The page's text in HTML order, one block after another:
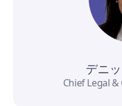
デニ
Chief Legal